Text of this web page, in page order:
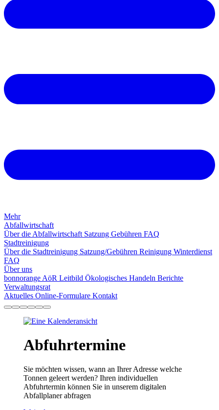
Mehr
Abfallwirtschaft
Über die Abfallwirtschaft Satzung Gebühren FAQ
Stadtreinigung
Über die Stadtreinigung Satzung/Gebühren Reinigung Winterdienst
FAQ
Über uns
bonnorange AöR Leitbild Ökologisches Handeln Berichte
Verwaltungsrat
Aktuelles Online-Formulare Kontakt
Abfuhr­termine
Sie möchten wissen, wann an Ihrer Adresse welche
Tonnen geleert werden? Ihren individuellen
Abfuhrtermin können Sie in unserem digitalen
Abfallplaner abfragen